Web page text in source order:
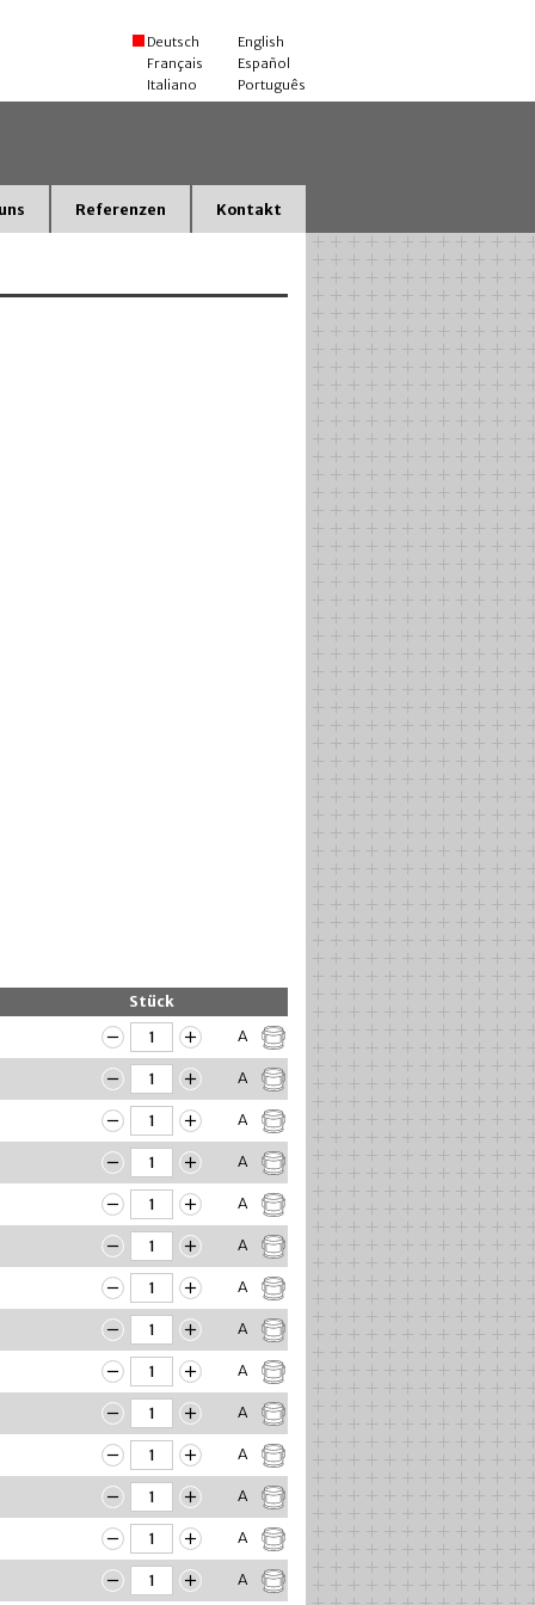
Deutsch
Français
Italiano
English
Español
Português
Referenzen Kontakt
Stück
A
A
A
A
A
A
A
A
A
A
A
A
A
A